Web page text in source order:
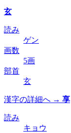
玄
読み
ゲン
画数
5画
部首
玄
漢字の詳細へ → 享
読み
キョウ